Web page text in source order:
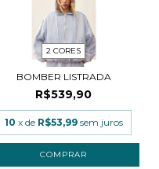
2 CORES
BOMBER LISTRADA
R$539,90
10 x de R$53,99 sem juros
COMPRAR